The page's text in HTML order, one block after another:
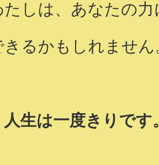
たしは、あなたの
きるかもしれません
人生は一度きりです